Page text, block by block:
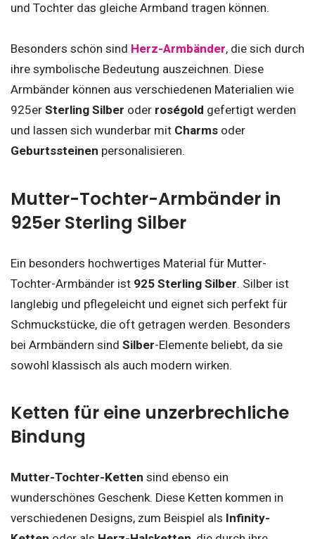
und Tochter das gleiche Armband tragen können.
Besonders schön sind Herz-Armbänder, die sich durch
ihre symbolische Bedeutung auszeichnen. Diese
Armbänder können aus verschiedenen Materialien wie
925er Sterling Silber oder roségold gefertigt werden
und lassen sich wunderbar mit Charms oder
Geburtssteinen personalisieren.
Mutter-Tochter-Armbänder in
925er Sterling Silber
Ein besonders hochwertiges Material für Mutter-
Tochter-Armbänder ist 925 Sterling Silber. Silber ist
langlebig und pflegeleicht und eignet sich perfekt für
Schmuckstücke, die oft getragen werden. Besonders
bei Armbändern sind Silber-Elemente beliebt, da sie
sowohl klassisch als auch modern wirken.
Ketten für eine unzerbrechliche
Bindung
Mutter-Tochter-Ketten sind ebenso ein
wunderschönes Geschenk. Diese Ketten kommen in
verschiedenen Designs, zum Beispiel als Infinity-